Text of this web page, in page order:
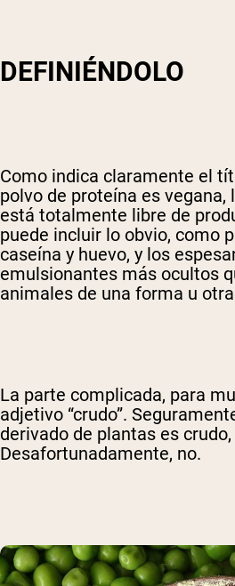
DEFINIÉNDOLO
Como indica claramente el
polvo de proteína es vegana,
está totalmente libre de
puede incluir lo obvio, como
caseína y huevo, y los
emulsionantes más ocultos
animales de una forma u
La parte complicada, para
adjetivo “crudo”.
derivado de plantas es crudo,
Desafortunadamente, no.